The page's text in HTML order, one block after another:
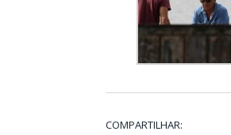
COMPARTILHAR: